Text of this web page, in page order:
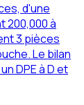
d'une
200,000 à
3 pièces
Le bilan
DPE à D et